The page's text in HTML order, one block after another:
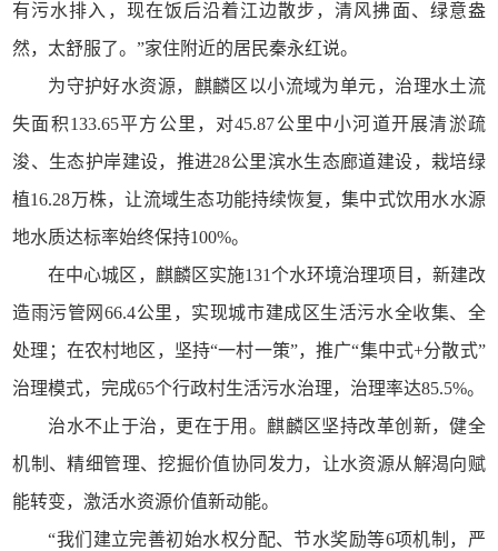
有污水排入，现在饭后沿着江边散步，清风拂面、绿意盎
然，太舒服了。”家住附近的居民秦永红说。
为守护好水资源，麒麟区以小流域为单元，治理水土流
失面积133.65平方公里，对45.87公里中小河道开展清淤疏
浚、生态护岸建设，推进28公里滨水生态廊道建设，栽培绿
植16.28万株，让流域生态功能持续恢复，集中式饮用水水源
地水质达标率始终保持100%。
在中心城区，麒麟区实施131个水环境治理项目，新建改
造雨污管网66.4公里，实现城市建成区生活污水全收集、全
处理；在农村地区，坚持“一村一策”，推广“集中式+分散式”
治理模式，完成65个行政村生活污水治理，治理率达85.5%。
治水不止于治，更在于用。麒麟区坚持改革创新，健全
机制、精细管理、挖掘价值协同发力，让水资源从解渴向赋
能转变，激活水资源价值新动能。
“我们建立完善初始水权分配、节水奖励等6项机制，严